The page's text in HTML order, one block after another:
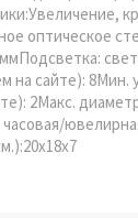
оптическое
на сайте): 8Мин.
2Макс.